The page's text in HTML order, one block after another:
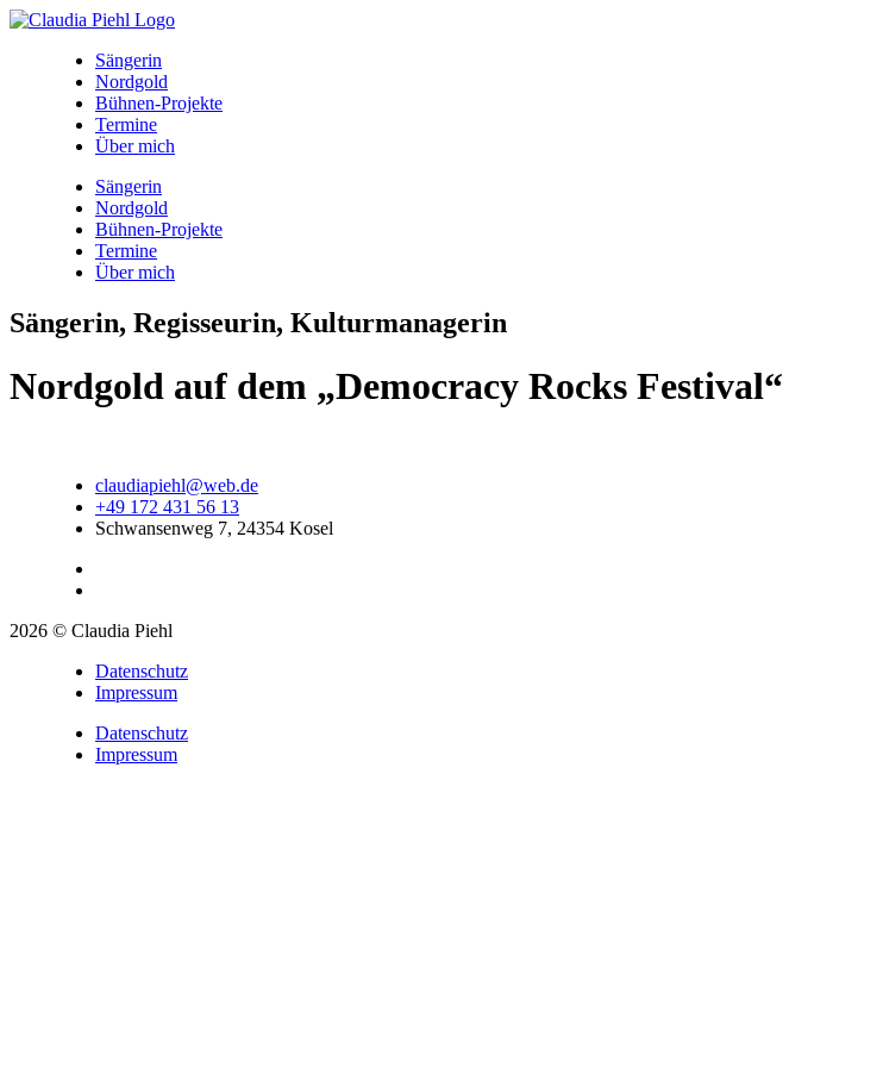
Sängerin
Nordgold
Bühnen-Projekte
Termine
Über mich
Sängerin
Nordgold
Bühnen-Projekte
Termine
Über mich
Sängerin, Regisseurin, Kulturmanagerin
Nordgold auf dem „Democracy Rocks Festival“
claudiapiehl@web.de
+49 172 431 56 13
Schwansenweg 7, 24354 Kosel
2026 © Claudia Piehl
Datenschutz
Impressum
Datenschutz
Impressum